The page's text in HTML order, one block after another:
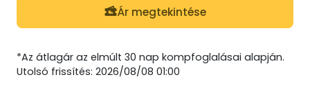
Ár megtekintése
*Az átlagár az elmúlt 30 nap kompfoglalásai alapján.
Utolsó frissítés: 2026/08/08 01:00